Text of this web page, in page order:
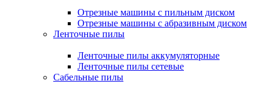
Отрезные машины с пильным диском
Отрезные машины с абразивным диском
Ленточные пилы
Ленточные пилы аккумуляторные
Ленточные пилы сетевые
Сабельные пилы